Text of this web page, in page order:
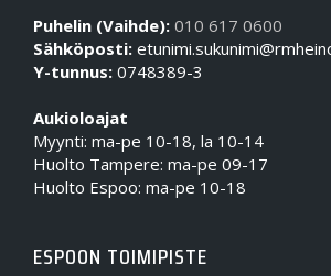
Puhelin (Vaihde): 010 617 0600
Sähköposti:
Y-tunnus: 0748389-3
Aukioloajat
Myynti: ma-pe 10-18, la 10-14
Huolto Tampere: ma-pe 09-17
Huolto Espoo: ma-pe 10-18
ESPOON TOIMIPISTE